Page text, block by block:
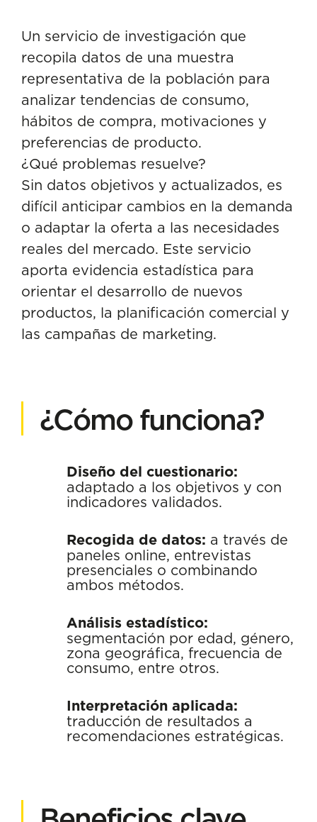
Un servicio de investigación que
recopila datos de una muestra
representativa de la población para
analizar tendencias de consumo,
hábitos de compra, motivaciones y
preferencias de producto.
¿Qué problemas resuelve?
Sin datos objetivos y actualizados, es
difícil anticipar cambios en la demanda
o adaptar la oferta a las necesidades
reales del mercado. Este servicio
aporta evidencia estadística para
orientar el desarrollo de nuevos
productos, la planificación comercial y
las campañas de marketing.
¿Cómo funciona?
Diseño del cuestionario:
adaptado a los objetivos y con
indicadores validados.
Recogida de datos: a través de
paneles online, entrevistas
presenciales o combinando
ambos métodos.
Análisis estadístico:
segmentación por edad, género,
zona geográfica, frecuencia de
consumo, entre otros.
Interpretación aplicada:
traducción de resultados a
recomendaciones estratégicas.